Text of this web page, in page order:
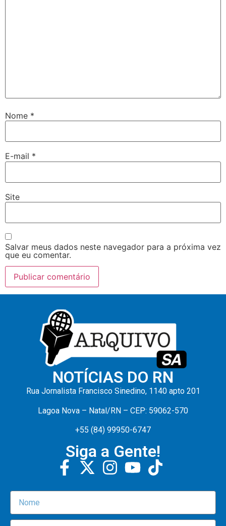
Nome *
E-mail *
Site
Salvar meus dados neste navegador para a próxima vez
que eu comentar.
NOTÍCIAS DO RN
Rua Jornalista Francisco Sinedino, 1140 apto 201
Lagoa Nova – Natal/RN – CEP: 59062-570
+55 (84) 99950-6747
Siga a Gente!